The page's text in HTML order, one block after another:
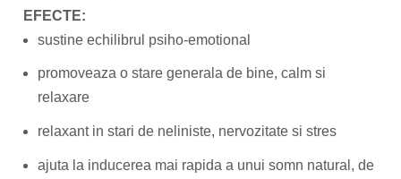
Produse pentru sportivi
Suplimente fitness
Batoane proteice
Pentru antrenament
Mama si copilul
Atelierul de cafea si ceaiuri
Cafea
Ceaiuri simple
Ceaiuri medicinale compuse
Ceaiuri Maté
EFECTE:
sustine echilibrul psiho-emotional
promoveaza o stare generala de bine, calm si
relaxare
relaxant in stari de neliniste, nervozitate si stres
ajuta la inducerea mai rapida a unui somn natural, de